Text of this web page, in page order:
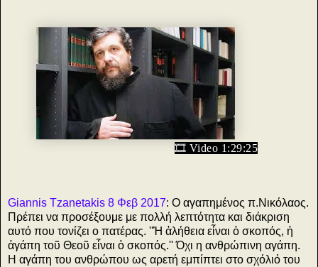
🎞️ Video 1:29:25
Giannis Tzanetakis 8 Φεβ 2017: Ο αγαπημένος π.Νικόλαος.
Πρέπει να προσέξουμε με πολλή λεπτότητα και διάκριση
αυτό που τονίζει ο πατέρας. ''Ἡ ἀλήθεια εἶναι ὁ σκοπός, ἡ
ἀγάπη τοῦ Θεοῦ εἶναι ὁ σκοπός.'' Όχι η ανθρώπινη αγάπη.
Η αγάπη του ανθρώπου ως αρετή εμπίπτει στο σχόλιό του